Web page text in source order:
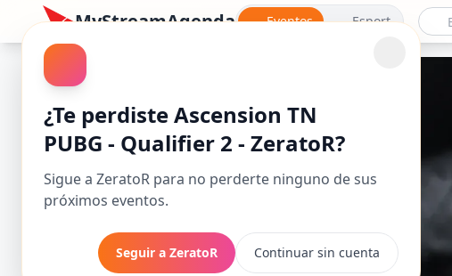
¿Te perdiste Ascension TN
PUBG - Qualifier 2 - ZeratoR?
Sigue a ZeratoR para no perderte ninguno de sus
próximos eventos.
Seguir a ZeratoR Continuar sin cuenta
MyStreamAgenda Eventos Esport